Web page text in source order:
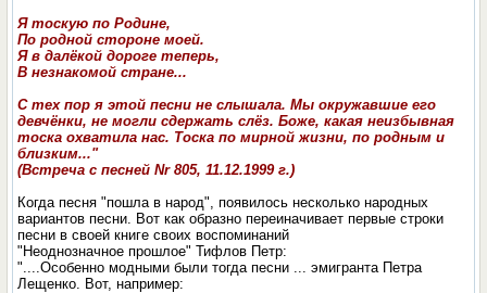
Я тоскую по Родине,
По родной стороне моей.
Я в далёкой дороге теперь,
В незнакомой стране...
С тех пор я этой песни не слышала. Мы окружавшие его
девчёнки, не могли сдержать слёз. Боже, какая неизбывная
тоска охватила нас. Тоска по мирной жизни, по родным и
близким..."
(Встреча с песней Nr 805, 11.12.1999 г.)
Когда песня "пошла в народ", появилось несколько народных
вариантов песни. Вот как образно переиначивает первые строки
песни в своей книге своих воспоминаний
"Неоднозначное прошлое" Тифлов Петр:
"....Особенно модными были тогда песни ... эмигранта Петра
Лещенко. Вот, например: